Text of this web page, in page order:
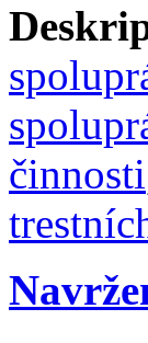
činnosti